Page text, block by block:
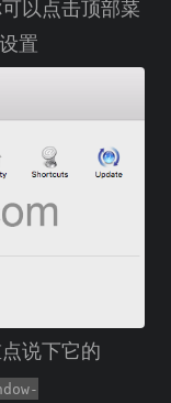
以点击顶部菜
置
说下它的